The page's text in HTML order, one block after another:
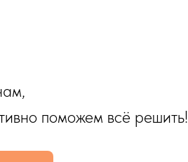
поможем всё решить!